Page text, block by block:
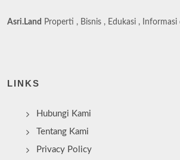
Asri.Land Properti , Bisnis , Edukasi , Informasi
LINKS
Hubungi Kami
Tentang Kami
Privacy Policy